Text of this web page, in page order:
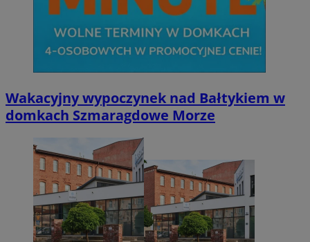
Wakacyjny wypoczynek nad Bałtykiem w
domkach Szmaragdowe Morze